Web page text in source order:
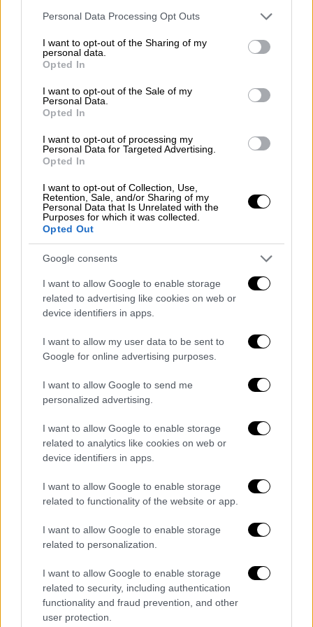
Please note that this website/app uses one or more Google
not limited to your visit or usage behaviour. You may click to
grant or deny consent to Google and its third-party tags to
use your data for below specified purposes in below Google
consent section.
Personal Data Processing Opt Outs
I want to opt-out of the Sharing of my
personal data.
Opted In
I want to opt-out of the Sale of my
Personal Data.
Opted In
I want to opt-out of processing my
Personal Data for Targeted Advertising.
Opted In
I want to opt-out of Collection, Use,
Retention, Sale, and/or Sharing of my
Personal Data that Is Unrelated with the
Purposes for which it was collected.
Opted Out
Google consents
I want to allow Google to enable storage
related to advertising like cookies on web or
device identifiers in apps.
I want to allow my user data to be sent to
Google for online advertising purposes.
I want to allow Google to send me
personalized advertising.
I want to allow Google to enable storage
related to analytics like cookies on web or
device identifiers in apps.
I want to allow Google to enable storage
related to functionality of the website or app.
I want to allow Google to enable storage
related to personalization.
I want to allow Google to enable storage
related to security, including authentication
functionality and fraud prevention, and other
user protection.
Από το 2021 έως σήμερα έχουν
αναπτυχθεί 12 νέες ψηφιακές υπηρεσίες
Τα δύο κρίσιμα ερωτήματα
Η ανακοίνωση επιχειρεί να απαντήσει και σε
δύο κρίσιμα ερωτήματα
την έκθεση του Ελεγκτικού Συνεδρίου.
Το πρώτο αφορά το
δικαίου με το Ελληνικό Κτηματολόγιο να
σημειώνει ότι η απάντηση δίνεται από την
ίδια την έκθεση: «Ως εκ των
προαναφερόμενων καινοτομιών του Εθνικού
Κτηματολογίου, η λειτουργία του
συνεπάγεται πολλαπλά οφέλη: ασφάλεια και
σαφήνεια των ιδιοκτησιακών δικαιωμάτων,
μείωση των δικαστικών διενέξεων, μείωση
του χρόνου και του κόστους των
συναλλαγών επί των ακινήτων, διευκόλυνση
σχεδιασμού, καταγραφή της δημόσιας
περιουσίας, επομένως, προστασία της από
καταπατήσεις και διευκόλυνση της
αξιοποίησης αυτής, προσέλκυση
επενδύσεων, επιτάχυνση της διαδικασίας
απαλλοτρίωσης, προστασία του φυσικού
περιβάλλοντος, μέσω της καταγραφής
περιοχών και οικοσυστημάτων, και του
πολιτιστικού περιβάλλοντος, μέσω της
καταγραφής, επί παραδείγματι, των
αρχαιολογικών χώρων. Δεν είναι καθόλου
άστοχο, συνεπώς, που χαρακτηρίζεται